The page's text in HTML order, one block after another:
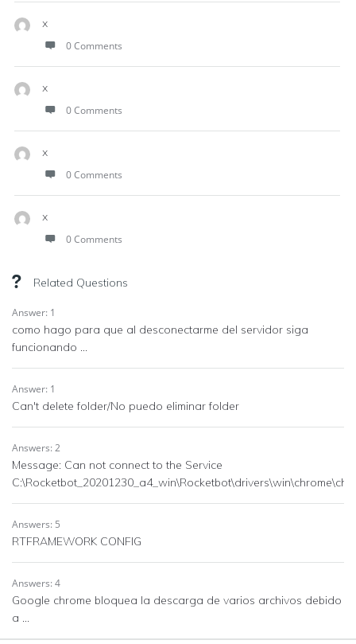
x
0 Comments
x
0 Comments
x
0 Comments
x
0 Comments
Related Questions
Answer: 1
como hago para que al desconectarme del servidor siga
funcionando ...
Answer: 1
Can't delete folder/No puedo eliminar folder
Answers: 2
Message: Can not connect to the Service
Answers: 5
RTFRAMEWORK CONFIG
Answers: 4
Google chrome bloquea la descarga de varios archivos debido
a ...